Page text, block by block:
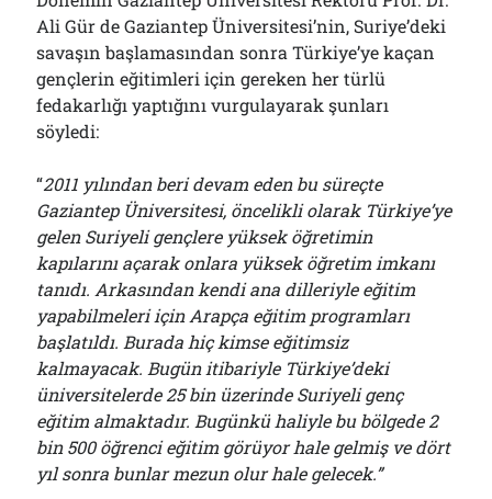
Ali Gür de Gaziantep Üniversitesi’nin, Suriye’deki
savaşın başlamasından sonra Türkiye’ye kaçan
gençlerin eğitimleri için gereken her türlü
fedakarlığı yaptığını vurgulayarak şunları
söyledi:
“2011 yılından beri devam eden bu süreçte
Gaziantep Üniversitesi, öncelikli olarak Türkiye’ye
gelen Suriyeli gençlere yüksek öğretimin
kapılarını açarak onlara yüksek öğretim imkanı
tanıdı. Arkasından kendi ana dilleriyle eğitim
yapabilmeleri için Arapça eğitim programları
başlatıldı. Burada hiç kimse eğitimsiz
kalmayacak. Bugün itibariyle Türkiye’deki
üniversitelerde 25 bin üzerinde Suriyeli genç
eğitim almaktadır. Bugünkü haliyle bu bölgede 2
bin 500 öğrenci eğitim görüyor hale gelmiş ve dört
yıl sonra bunlar mezun olur hale gelecek.”